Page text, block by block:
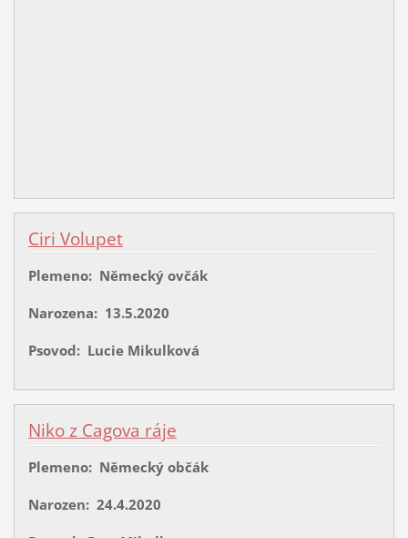
Ciri Volupet
Plemeno: Německý ovčák
Narozena: 13.5.2020
Psovod: Lucie Mikulková
Niko z Cagova ráje
Plemeno: Německý občák
Narozen: 24.4.2020